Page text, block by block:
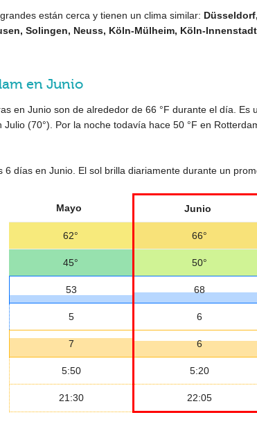
están cerca y tienen un clima similar:
Solingen, Neuss, Köln-Mülheim, Köln-
en Junio
en Junio son de alrededor de 66 °F durante el día. Es
Julio (70°). Por la noche todavía hace 50 °F en
6 días en Junio. El sol brilla diariamente durante un
Mayo Junio
62° 66°
45° 50°
53 68
5 6
7 6
5:50 5:20
21:30 22:05